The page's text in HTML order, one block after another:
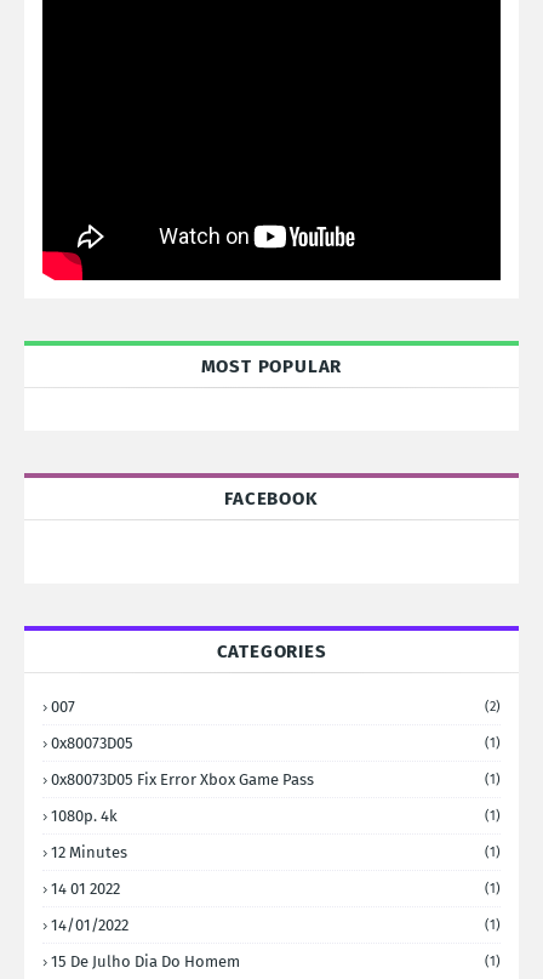
MOST POPULAR
FACEBOOK
CATEGORIES
007 (2)
0x80073D05 (1)
0x80073D05 Fix Error Xbox Game Pass (1)
1080p. 4k (1)
12 Minutes (1)
14 01 2022 (1)
14/01/2022 (1)
15 De Julho Dia Do Homem (1)